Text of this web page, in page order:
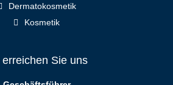
Dermatokosmetik
Kosmetik
erreichen Sie uns